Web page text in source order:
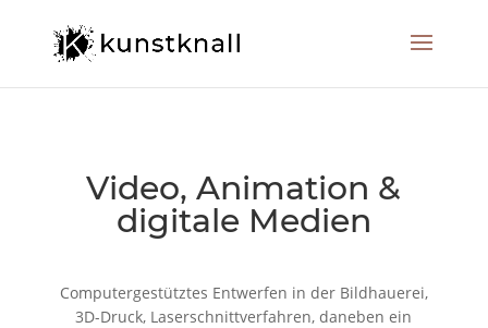
Video, Animation &
digitale Medien
Computergestütztes Entwerfen in der Bildhauerei,
3D-Druck, Laserschnittverfahren, daneben ein